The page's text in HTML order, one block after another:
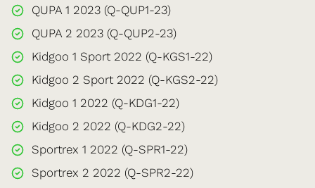
QUPA 1 2023 (Q-QUP1-23)
QUPA 2 2023 (Q-QUP2-23)
Kidgoo 1 Sport 2022 (Q-KGS1-22)
Kidgoo 2 Sport 2022 (Q-KGS2-22)
Kidgoo 1 2022 (Q-KDG1-22)
Kidgoo 2 2022 (Q-KDG2-22)
Sportrex 1 2022 (Q-SPR1-22)
Sportrex 2 2022 (Q-SPR2-22)